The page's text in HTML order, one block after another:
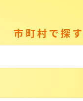
市町村で探す